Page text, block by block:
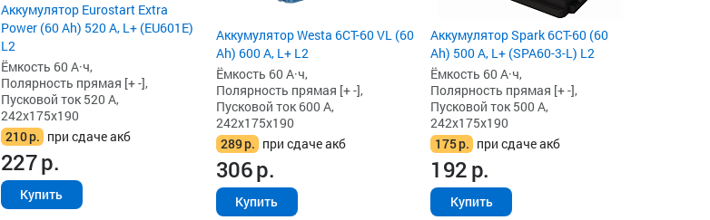
Аккумулятор Eurostart Extra
Power (60 Ah) 520 А, L+ (EU601E)
L2
Ёмкость 60 А·ч,
Полярность прямая [+ -],
Пусковой ток 520 А,
242x175x190
210р. при сдаче акб
227р.
Купить
Аккумулятор Westa 6СТ-60 VL (60
Ah) 600 А, L+ L2
Ёмкость 60 А·ч,
Полярность прямая [+ -],
Пусковой ток 600 А,
242x175x190
289р. при сдаче акб
306р.
Купить
Аккумулятор Spark 6СТ-60 (60
Ah) 500 А, L+ (SPA60-3-L) L2
Ёмкость 60 А·ч,
Полярность прямая [+ -],
Пусковой ток 500 А,
242x175x190
175р. при сдаче акб
192р.
Купить